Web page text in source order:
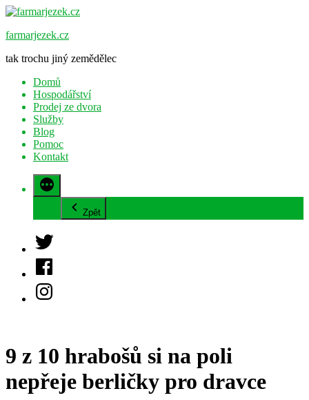
Přejít
obsahu
farmarjezek.cz
tak trochu jiný zemědělec
Domů
Hospodářství
Prodej ze dvora
Služby
Blog
Pomoc
Kontakt
Zpět
Twitter
Facebook
Instagram
9 z 10 hrabošů si na poli
nepřeje berličky pro dravce